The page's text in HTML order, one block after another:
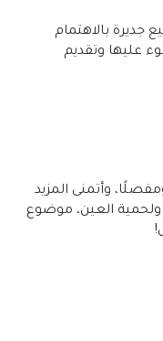
بالاهتمام
عليها وتقديم
وأتمنى المزيد
العين، موضوع